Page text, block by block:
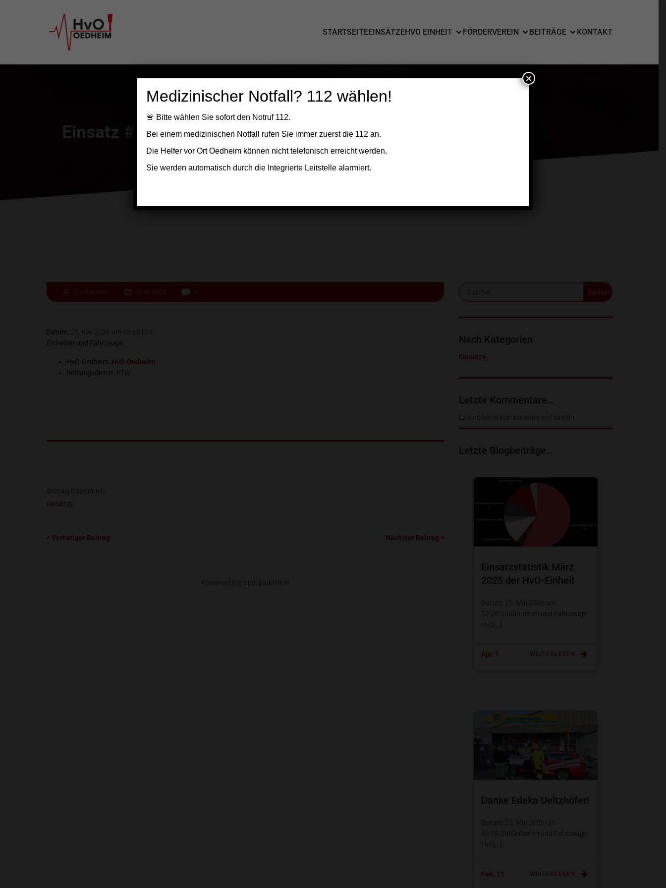
STARTSEITEEINSÄTZEHVO EINHEIT FÖRDERVEREIN BEITRÄGE KONTAKT
Einsatz #119
Ole Behrens 25.05.2026
Datum: 25. Mai 2026 um 13:28 Uhr
Einheiten und Fahrzeuge:
HvO Oedheim: HvO Oedheim
Rettungsdienst: RTW
Beitrag-Kategorien
EINSÄTZE
< Vorheriger Beitrag Nächster Beitrag >
Kommentare sind deaktiviert
Suchen
Nach Kategorien
Einsätze
Letzte Kommentare…
Es sind keine Kommentare vorhanden.
Letzte Blogbeiträge…
Einsatzstatistik März
2025 der HvO-Einheit
Datum: 25. Mai 2026 um
13:28 UhrEinheiten und Fahrzeuge:
HvO[…]
Apr. 1 WEITERLESEN
Danke Edeka Ueltzhöfer!
Datum: 25. Mai 2026 um
13:28 UhrEinheiten und Fahrzeuge:
HvO[…]
Feb. 11 WEITERLESEN
Medizinischer Notfall? 112 wählen!
🚨 Bitte wählen Sie sofort den Notruf 112.
Bei einem medizinischen Notfall rufen Sie immer zuerst die 112 an.
Die Helfer vor Ort Oedheim können nicht telefonisch erreichtwerden.
Sie werden automatisch durch die Integrierte Leitstelle alarmiert.
×